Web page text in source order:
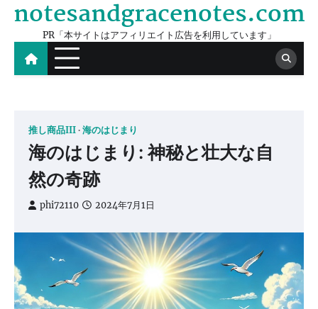
Skip
content
notesandgracenotes.com
PR「本サイトはアフィリエイト広告を利用しています」
推し商品III 海のはじまり
海のはじまり: 神秘と壮大な自
然の奇跡
phi72110 2024年7月1日